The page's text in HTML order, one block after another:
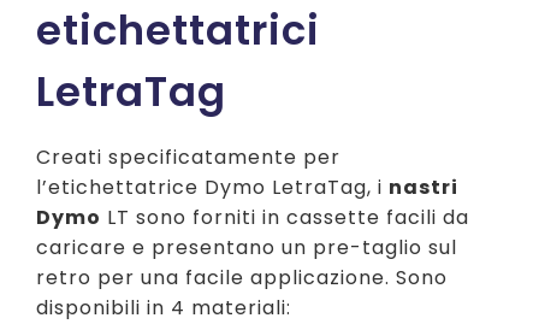
etichettatrici
LetraTag
Creati specificatamente per
l’etichettatrice Dymo LetraTag, i nastri
Dymo LT sono forniti in cassette facili da
caricare e presentano un pre-taglio sul
retro per una facile applicazione. Sono
disponibili in 4 materiali: